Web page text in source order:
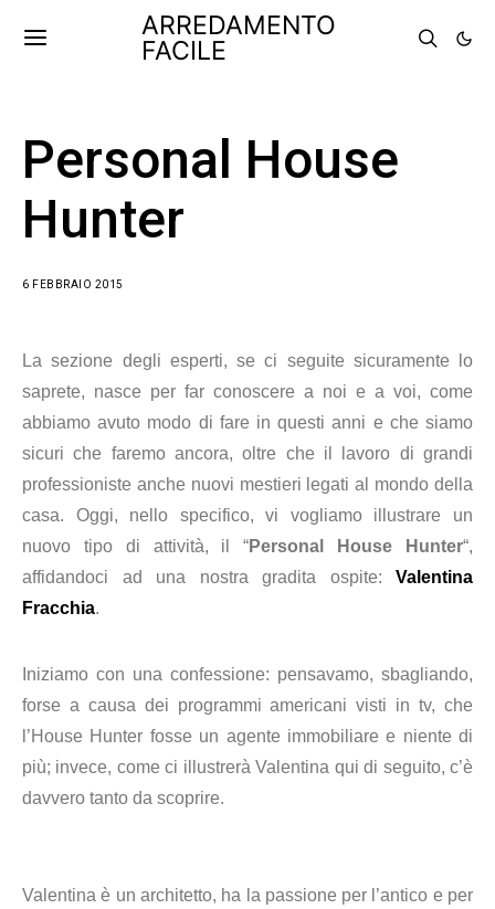
ARREDAMENTO
FACILE
Personal House
Hunter
6 FEBBRAIO 2015
La sezione degli esperti, se ci seguite sicuramente lo
saprete, nasce per far conoscere a noi e a voi, come
abbiamo avuto modo di fare in questi anni e che siamo
sicuri che faremo ancora,oltre che il lavoro di grandi
professioniste anche nuovi mestieri legati al mondo della
casa. Oggi, nello specifico, vi vogliamo illustrare un
nuovo tipo di attività, il “Personal House Hunter“,
affidandoci ad una nostra gradita ospite: Valentina
Fracchia.
Iniziamo con una confessione: pensavamo, sbagliando,
forse a causa dei programmi americani visti in tv, che
l’House Hunter fosse un agente immobiliare e niente di
più; invece, come ci illustrerà Valentina qui di seguito, c’è
davvero tanto da scoprire.
Valentina è un architetto, ha la passione per l’antico e per